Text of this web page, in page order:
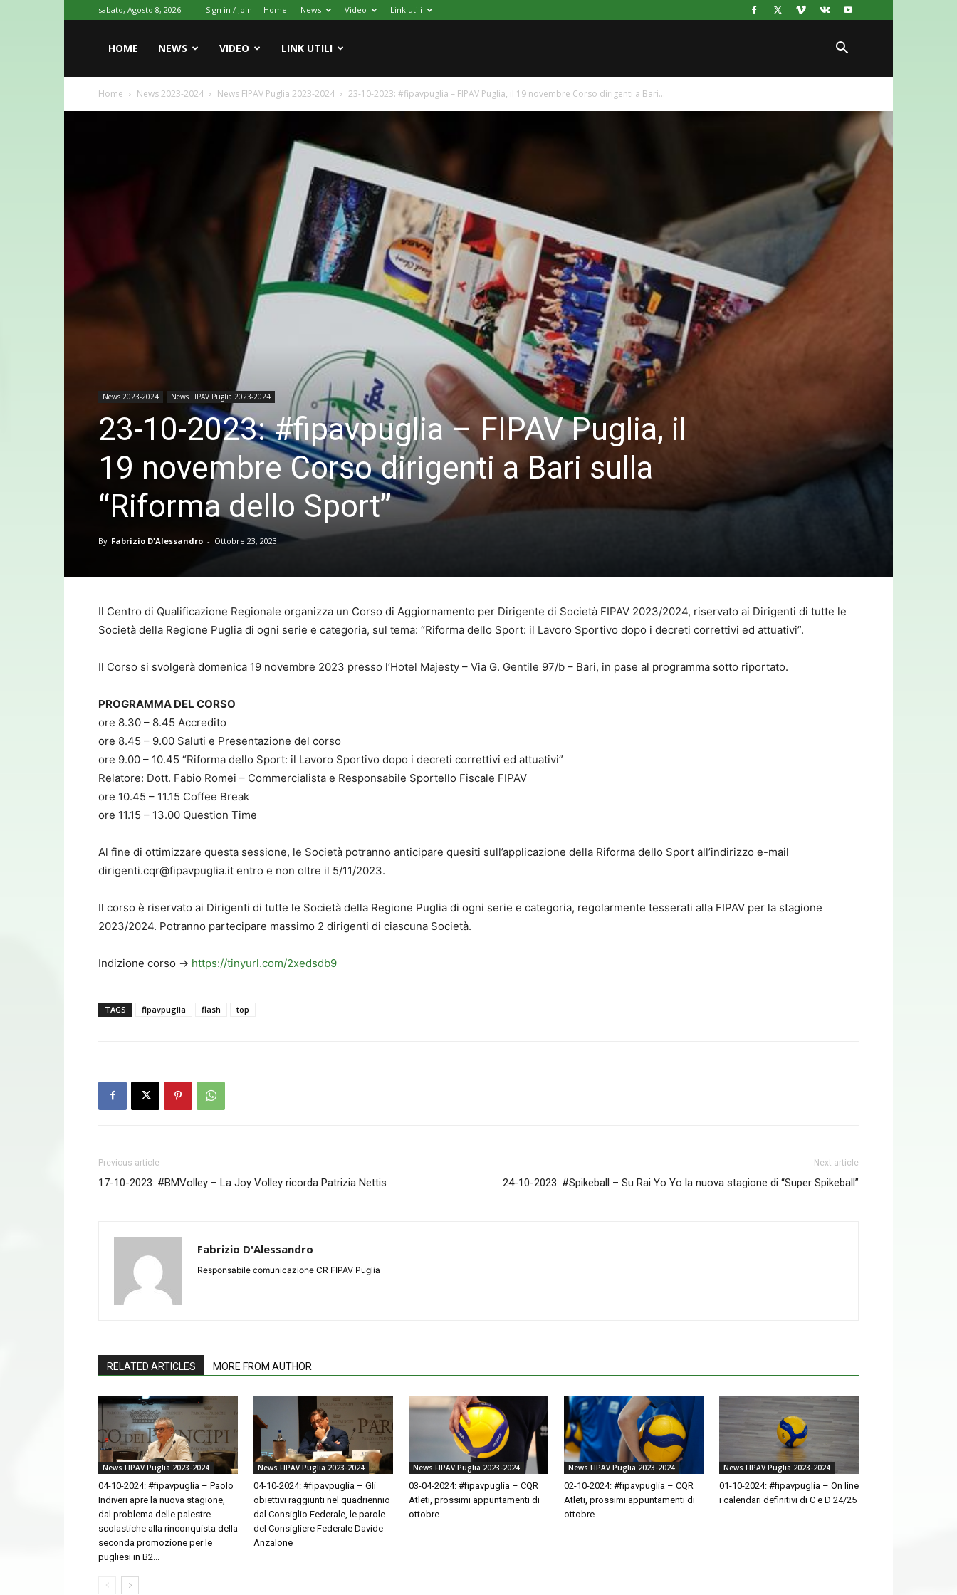
sabato, Agosto 8, 2026 Sign in / Join Home News Video Link utili
HOME NEWS VIDEO LINK UTILI
Home News 2023-2024 News FIPAV Puglia 2023-2024 23-10-2023: #fipavpuglia – FIPAV Puglia, il 19 novembre Corso dirigenti a Bari...
News 2023-2024 News FIPAV Puglia 2023-2024
23-10-2023: #fipavpuglia – FIPAV Puglia, il
19 novembre Corso dirigenti a Bari sulla
“Riforma dello Sport”
By Fabrizio D'Alessandro - Ottobre 23, 2023
Il Centro di Qualificazione Regionale organizza un Corso di Aggiornamento per Dirigente di Società FIPAV 2023/2024, riservato ai Dirigenti di tutte le
Società della Regione Puglia di ogni serie e categoria, sul tema: “Riforma dello Sport: il Lavoro Sportivo dopo i decreti correttivi ed attuativi”.
Il Corso si svolgerà domenica 19 novembre 2023 presso l’Hotel Majesty – Via G. Gentile 97/b – Bari, in pase al programma sotto riportato.
PROGRAMMA DEL CORSO
ore 8.30 – 8.45 Accredito
ore 8.45 – 9.00 Saluti e Presentazione del corso
ore 9.00 – 10.45 “Riforma dello Sport: il Lavoro Sportivo dopo i decreti correttivi ed attuativi”
Relatore: Dott. Fabio Romei – Commercialista e Responsabile Sportello Fiscale FIPAV
ore 10.45 – 11.15 Coffee Break
ore 11.15 – 13.00 Question Time
Al fine di ottimizzare questa sessione, le Società potranno anticipare quesiti sull’applicazione della Riforma dello Sport all’indirizzo e-mail
dirigenti.cqr@fipavpuglia.it entro e non oltre il 5/11/2023.
Il corso è riservato ai Dirigenti di tutte le Società della Regione Puglia di ogni serie e categoria, regolarmente tesserati alla FIPAV per la stagione
2023/2024. Potranno partecipare massimo 2 dirigenti di ciascuna Società.
Indizione corso -> https://tinyurl.com/2xedsdb9
TAGS fipavpuglia flash top
Previous article
17-10-2023: #BMVolley – La Joy Volley ricorda Patrizia Nettis
Next article
24-10-2023: #Spikeball – Su Rai Yo Yo la nuova stagione di “Super Spikeball”
Fabrizio D'Alessandro
Responsabile comunicazione CR FIPAV Puglia
RELATED ARTICLES MORE FROM AUTHOR
News FIPAV Puglia 2023-2024
04-10-2024: #fipavpuglia – Paolo
Indiveri apre la nuova stagione,
dal problema delle palestre
scolastiche alla rinconquista della
seconda promozione per le
pugliesi in B2...
News FIPAV Puglia 2023-2024
04-10-2024: #fipavpuglia – Gli
obiettivi raggiunti nel quadriennio
dal Consiglio Federale, le parole
del Consigliere Federale Davide
Anzalone
News FIPAV Puglia 2023-2024
03-04-2024: #fipavpuglia – CQR
Atleti, prossimi appuntamenti di
ottobre
News FIPAV Puglia 2023-2024
02-10-2024: #fipavpuglia – CQR
Atleti, prossimi appuntamenti di
ottobre
News FIPAV Puglia 2023-2024
01-10-2024: #fipavpuglia – On line
i calendari definitivi di C e D 24/25